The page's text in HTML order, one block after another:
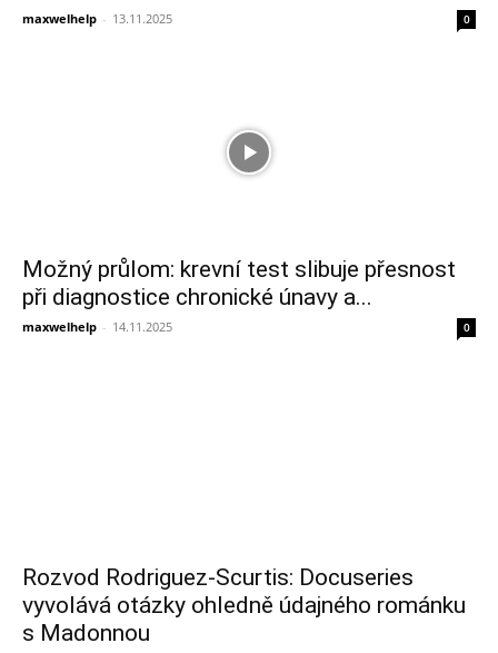
maxwelhelp - 13.11.2025 0
Možný průlom: krevní test slibuje přesnost
při diagnostice chronické únavy a...
maxwelhelp - 14.11.2025 0
Rozvod Rodriguez-Scurtis: Docuseries
vyvolává otázky ohledně údajného románku
s Madonnou